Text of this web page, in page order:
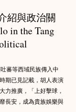
紹與政治關
in the Tang
蕃等西域民族傳入中
期已見記載，胡人表演
力推廣，「上好擊球，
長安，成為貴族娛樂與